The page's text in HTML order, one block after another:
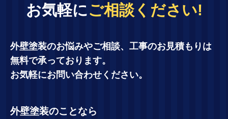
お気軽にご相談ください!
外壁塗装のお悩みやご相談、工事のお見積もりは
無料で承っております。
お気軽にお問い合わせください。
外壁塗装のことなら